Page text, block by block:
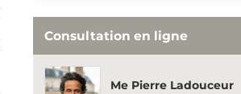
Consultation en ligne
Me Pierre Ladouceur